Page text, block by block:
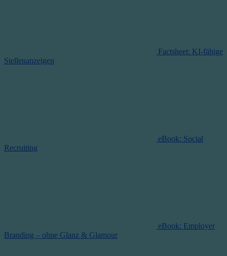
Factsheet: KI-fähige
Stellenanzeigen
eBook: Social
Recruiting
eBook: Employer
Branding – ohne Glanz & Glamour